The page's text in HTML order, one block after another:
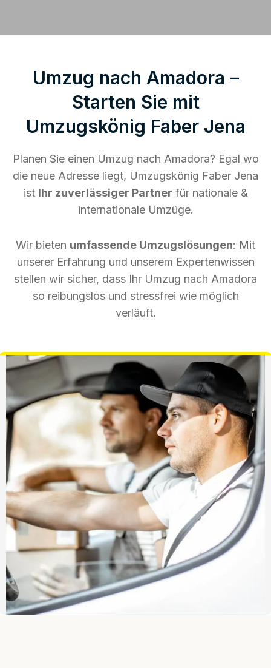
Umzug nach Amadora –
Starten Sie mit
Umzugskönig Faber Jena
Planen Sie einen Umzug nach Amadora? Egal wo
die neue Adresse liegt, Umzugskönig Faber Jena
ist Ihr zuverlässiger Partner für nationale &
internationale Umzüge.
Wir bieten umfassende Umzugslösungen: Mit
unserer Erfahrung und unserem Expertenwissen
stellen wir sicher, dass Ihr Umzug nach Amadora
so reibungslos und stressfrei wie möglich
verläuft.